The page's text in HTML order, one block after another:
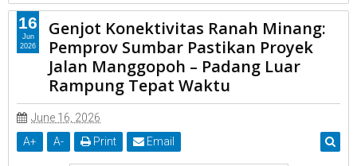
dinas BMCKTR Sumbar
Genjot Konektivitas Ranah Minang: Pemprov Sumbar Pastikan
Proyek Jalan Manggopoh – Padang Luar Rampung Tepat Waktu
Genjot Konektivitas Ranah Minang:
Pemprov Sumbar Pastikan Proyek
Jalan Manggopoh – Padang Luar
Rampung Tepat Waktu
June 16, 2026
A+ A- Print Email
16
Jun
2026